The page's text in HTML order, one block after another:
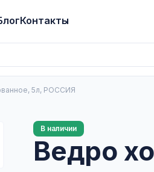
Контакты
5л, РОССИЯ
В наличии
Ведро